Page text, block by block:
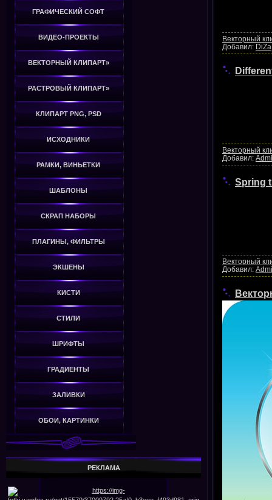
ГРАФИЧЕСКИЙ СОФТ
ВИДЕО-ПРОЕКТЫ
ВЕКТОРНЫЙ КЛИПАРТ»
РАСТРОВЫЙ КЛИПАРТ»
КЛИПАРТ PNG, PSD
ИСХОДНИКИ
РАМКИ, ВИНЬЕТКИ
ШАБЛОНЫ
СКРАП НАБОРЫ
ПЛАГИНЫ, ФИЛЬТРЫ
ЭКШЕНЫ
КИСТИ
СТИЛИ
ШРИФТЫ
ГРАДИЕНТЫ
ЗАЛИВКИ
ОБОИ, КАРТИНКИ
РЕКЛАМА
Векторный
Добавил: DiZa
Векторный
Добавил:
Spring
Векторный
Добавил: